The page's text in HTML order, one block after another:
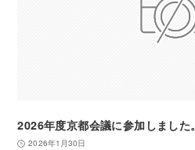
2026年度京都会議に参加しました。
2026年1月30日